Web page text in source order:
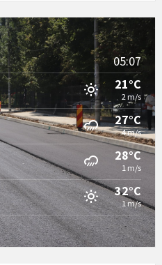
05:07
21°C
2 m/s
27°C
4 m/s
28°C
1 m/s
32°C
1 m/s